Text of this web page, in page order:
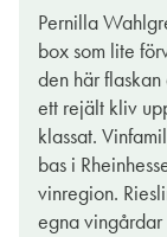
Pernilla
box som lite
den här
ett rejält kliv
klassat.
bas i
vinregion.
egna vingårdar